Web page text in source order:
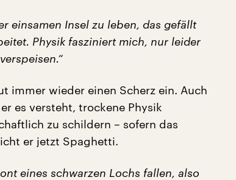
einsamen Insel zu leben, das gefällt
Physik fasziniert mich, nur leider
immer wieder einen Scherz ein. Auch
es versteht, trockene Physik
zu schildern – sofern das
er jetzt Spaghetti.
eines schwarzen Lochs fallen, also